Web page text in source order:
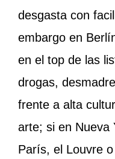
desgasta con
embargo en
en el top de las
drogas,
frente a alta
arte; si en Nueva
París, el Louvre